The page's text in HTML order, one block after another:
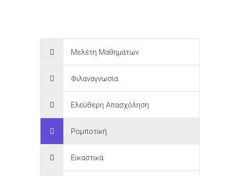
Μελέτη Μαθημάτων
Φιλαναγνωσία
Ελεύθερη Απασχόληση
Ρομποτική
Εικαστικά